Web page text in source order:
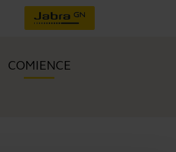
COMIENCE